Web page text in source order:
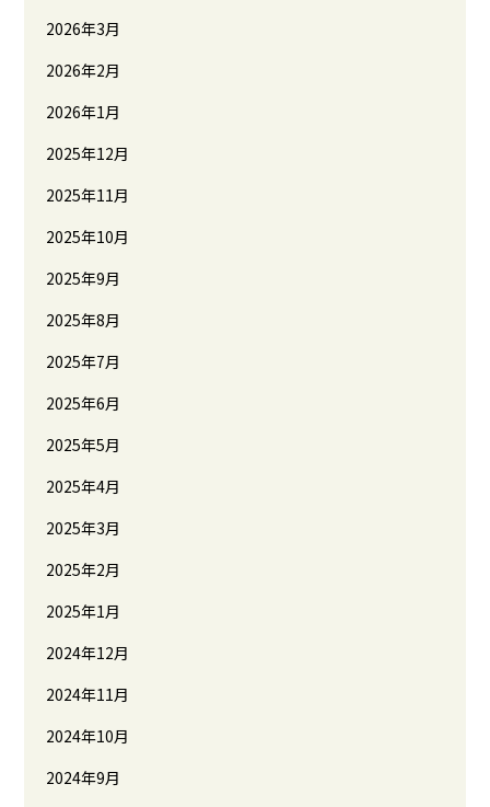
2026年3月
2026年2月
2026年1月
2025年12月
2025年11月
2025年10月
2025年9月
2025年8月
2025年7月
2025年6月
2025年5月
2025年4月
2025年3月
2025年2月
2025年1月
2024年12月
2024年11月
2024年10月
2024年9月